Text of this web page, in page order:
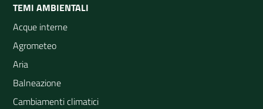
TEMI AMBIENTALI
Acque interne
Agrometeo
Aria
Balneazione
Cambiamenti climatici